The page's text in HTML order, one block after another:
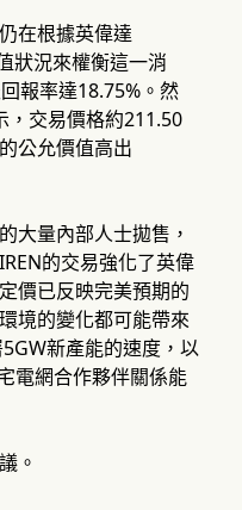
在根據英偉達
狀況來權衡這一消
報率達18.75%。然
交易價格約211.50
公允價值高出
大量內部人士拋售，
的交易強化了英偉
價已反映完美預期的
境的變化都可能帶來
新產能的速度，以
電網合作夥伴關係能
。